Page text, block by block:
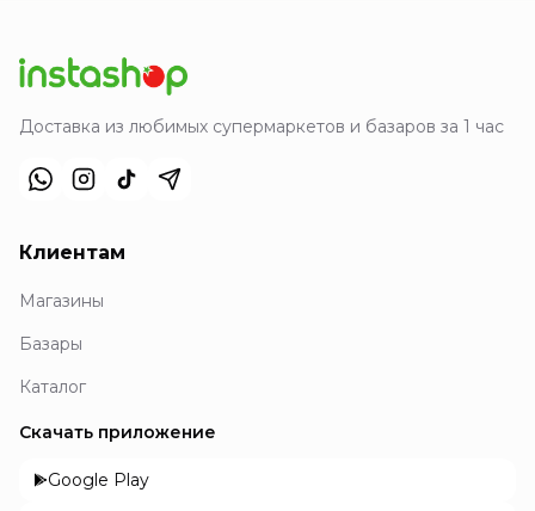
Доставка из любимых супермаркетов и базаров за 1 час
Клиентам
Магазины
Базары
Каталог
Скачать приложение
Google Play